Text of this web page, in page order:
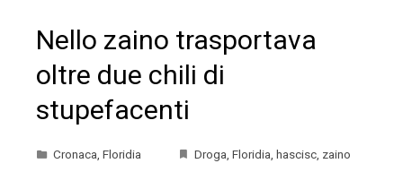
Nello zaino trasportava
oltre due chili di
stupefacenti
Cronaca Floridia Droga Floridia hascisc zaino